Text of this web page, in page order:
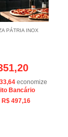
PÁTRIA INOX
economize
Bancário
R$ 497,16